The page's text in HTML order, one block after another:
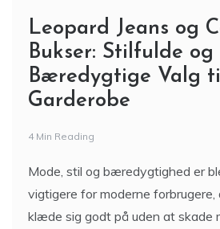
Leopard Jeans og
Bukser: Stilfulde og
Bæredygtige Valg
Garderobe
4 Min Reading
Mode, stil og bæredygtighed er
vigtigere for moderne forbrugere,
klæde sig godt på uden at skade